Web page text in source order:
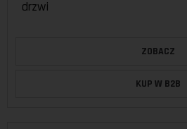
drzwi
ZOBACZ
KUP W B2B